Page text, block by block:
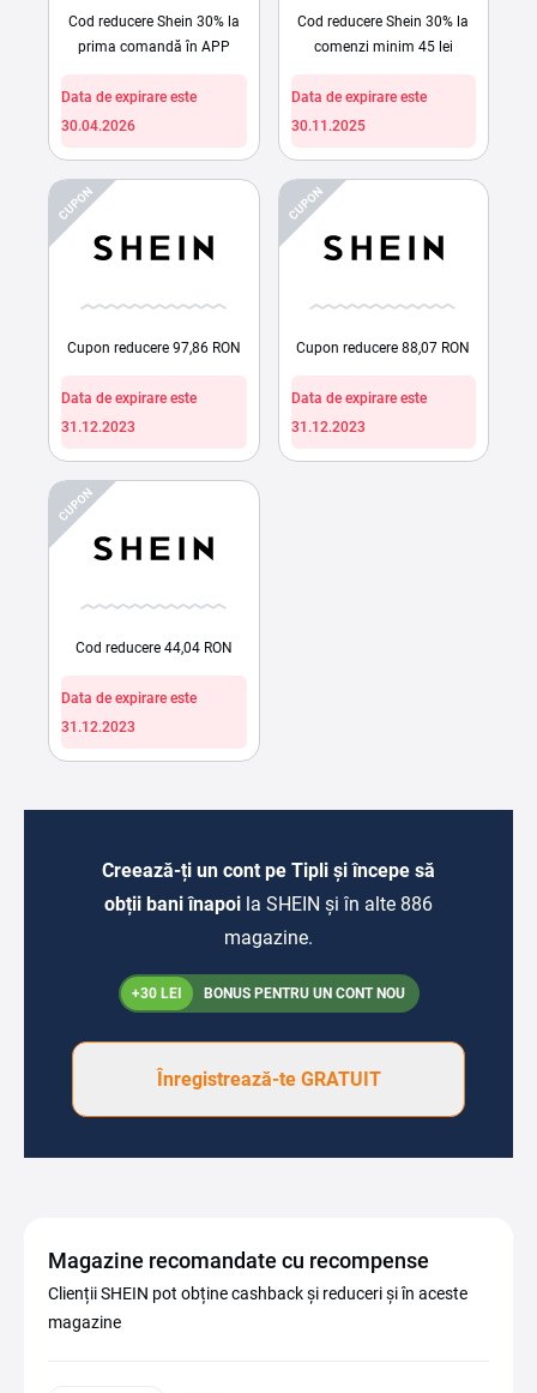
Cod reducere Shein 30% la
prima comandă în APP
Data de expirare este
30.04.2026
Cod reducere Shein 30% la
comenzi minim 45 lei
Data de expirare este
30.11.2025
CUPON
Cupon reducere 97,86 RON
Data de expirare este
31.12.2023
CUPON
Cupon reducere 88,07 RON
Data de expirare este
31.12.2023
CUPON
Cod reducere 44,04 RON
Data de expirare este
31.12.2023
Creează-ți un cont pe Tipli și începe să
obții bani înapoi la SHEIN și în alte 886
magazine.
+30 LEI BONUS PENTRU UN CONT NOU
Înregistrează-te GRATUIT
Magazine recomandate cu recompense
Clienții SHEIN pot obține cashback și reduceri și în aceste
magazine